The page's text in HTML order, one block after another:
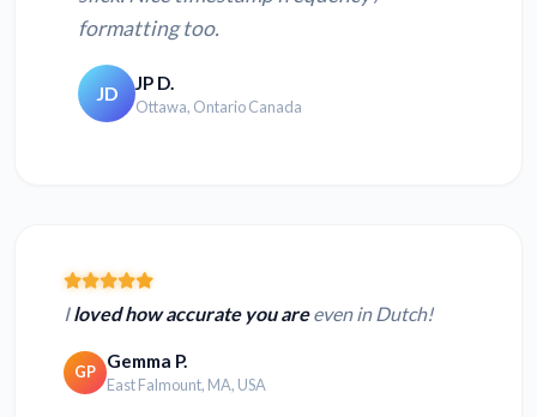
formatting too.
JD JP D.
Ottawa, Ontario Canada
Iloved how accurate you areeven in Dutch!
GP Gemma P.
East Falmount, MA, USA